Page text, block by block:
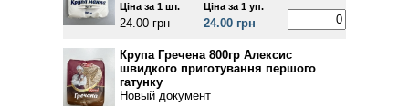
Ціна за 1 шт.
24.00 грн
Ціна за 1 уп.
24.00 грн
Крупа Гречена 800гр Алексис
швидкого приготування першого
гатунку
Новый документ